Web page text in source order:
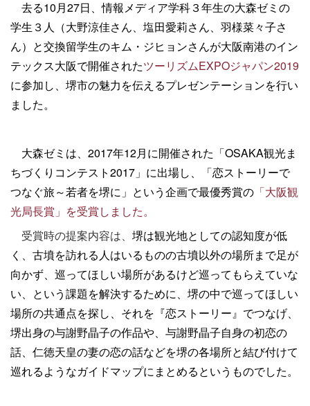
去る10月27日、情報メディア学科３年生の大森ゼミの
学生３人（大野涼佳さん、塩田愛莉さん、羽様菜々子さ
ん）と交換留学生のキム・ジヒョンさんが大阪南港のイン
テックス大阪で開催されたツーリズムEXPOジャパン2019
に参加し、堺市の魅力を伝えるプレゼンテーションを行い
ました。
大森ゼミは、2017年12月に開催された「OSAKA観光ま
ちづくりコンテスト2017」に出場し、「恋ストーリーで
つなぐ旅～若者を堺に」という企画で最優秀賞の 「大阪観
光局長賞」を受賞しました。
受賞時の提案内容は、 堺は観光地としての認知度が低
く、古墳を訪れる人はいるものの古墳以外の場所まで足が
向かず、巡ってほしい場所があるけど巡ってもらえていな
い、という課題を解決するために、堺の中で巡ってほしい
場所の共通点を探し、それを『恋ストーリー』でつなげ、
堺出身の与謝野晶子の作品や、与謝野晶子自身の初恋の
話、仁徳天皇の妻の恋の話などを堺の各場所と結び付けて
巡れるようなガイドマップにまとめるというものでした。